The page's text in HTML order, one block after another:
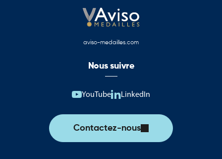
aviso-medailles.com
Nous suivre
YouTube LinkedIn
Contactez-nous